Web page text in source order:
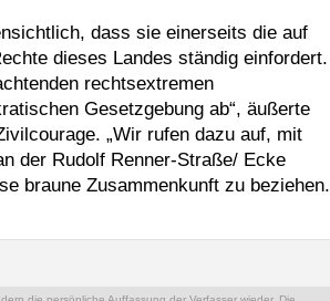
dass sie einerseits die auf
dieses Landes ständig einfordert.
rechtsextremen
Gesetzgebung ab“, äußerte
„Wir rufen dazu auf, mit
der Rudolf Renner-Straße/ Ecke
braune Zusammenkunft zu beziehen.